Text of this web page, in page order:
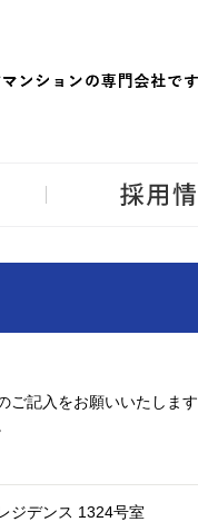
ご記入をお願いいたします
ジデンス 1324号室